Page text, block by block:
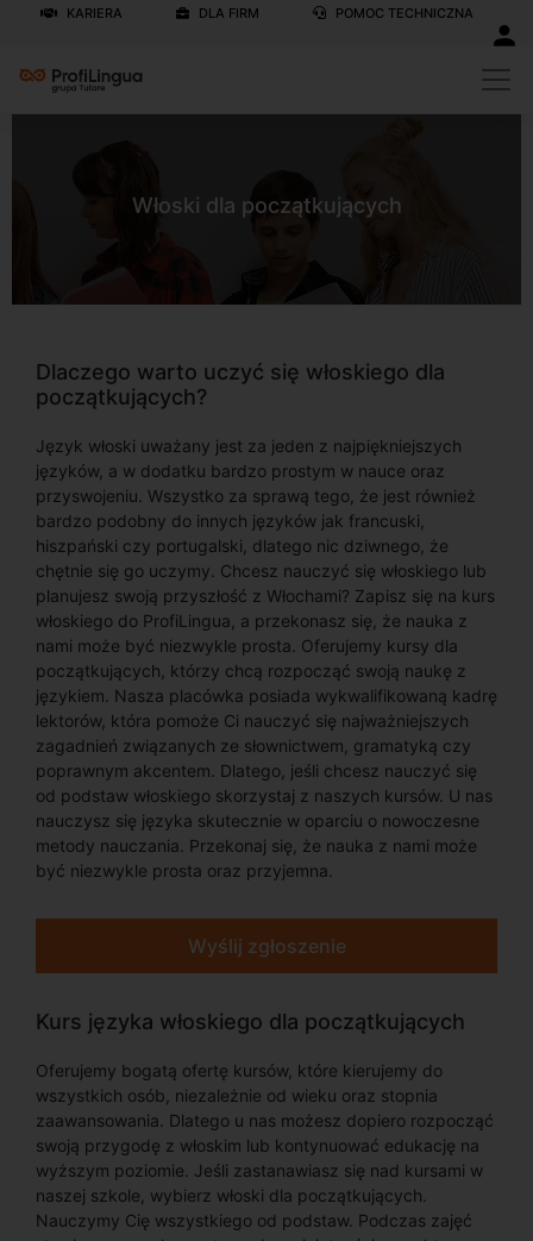
KARIERA DLA FIRM POMOC TECHNICZNA
Włoski dla początkujących
Dlaczego warto uczyć się włoskiego dla
początkujących?
Język włoski uważany jest za jeden z najpiękniejszych
języków, a w dodatku bardzo prostym w nauce oraz
przyswojeniu. Wszystko za sprawą tego, że jest również
bardzo podobny do innych języków jak francuski,
hiszpański czy portugalski, dlatego nic dziwnego, że
chętnie się go uczymy. Chcesz nauczyć się włoskiego lub
planujesz swoją przyszłość z Włochami? Zapisz się na kurs
włoskiego do ProfiLingua, a przekonasz się, że nauka z
nami może być niezwykle prosta. Oferujemy kursy dla
początkujących, którzy chcą rozpocząć swoją naukę z
językiem. Nasza placówka posiada wykwalifikowaną kadrę
lektorów, która pomoże Ci nauczyć się najważniejszych
zagadnień związanych ze słownictwem, gramatyką czy
poprawnym akcentem. Dlatego, jeśli chcesz nauczyć się
od podstaw włoskiego skorzystaj z naszych kursów. U nas
nauczysz się języka skutecznie w oparciu o nowoczesne
metody nauczania. Przekonaj się, że nauka z nami może
być niezwykle prosta oraz przyjemna.
Wyślij zgłoszenie
Kurs języka włoskiego dla początkujących
Oferujemy bogatą ofertę kursów, które kierujemy do
wszystkich osób, niezależnie od wieku oraz stopnia
zaawansowania. Dlatego u nas możesz dopiero rozpocząć
swoją przygodę z włoskim lub kontynuować edukację na
wyższym poziomie. Jeśli zastanawiasz się nad kursami w
naszej szkole, wybierz włoski dla początkujących.
Nauczymy Cię wszystkiego od podstaw. Podczas zajęć